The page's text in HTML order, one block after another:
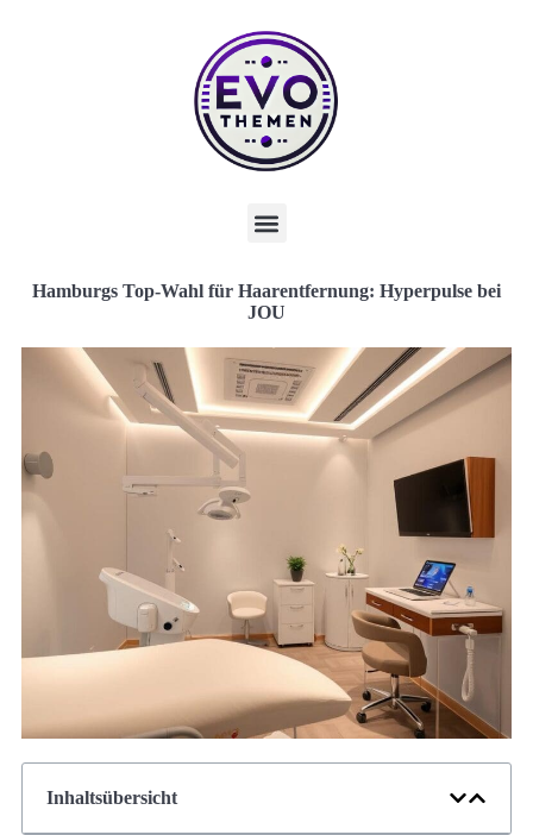
Hamburgs Top-Wahl für Haarentfernung: Hyperpulse bei
JOU
Inhaltsübersicht